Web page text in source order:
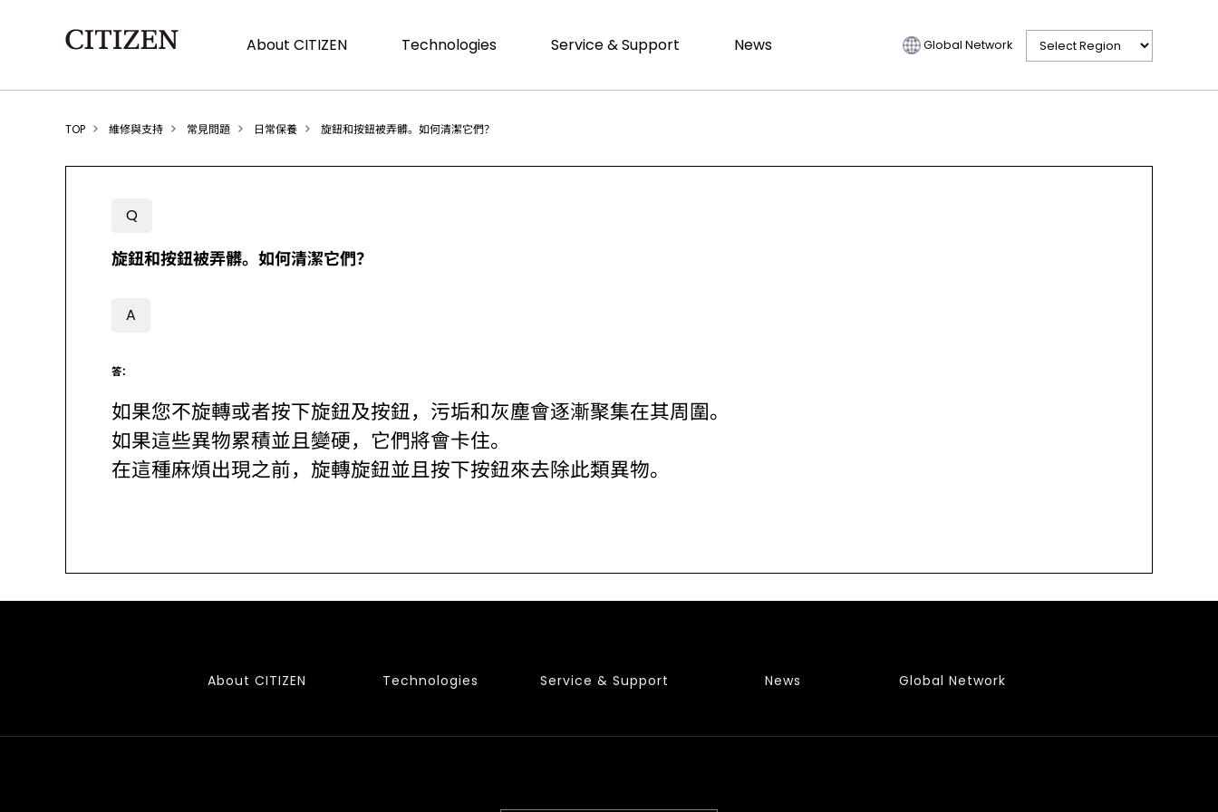
About CITIZEN Technologies Service & Support News Global Network
TOP 維修與支持 常見問題 日常保養 旋鈕和按鈕被弄髒。如何清潔它們？
Q
旋鈕和按鈕被弄髒。如何清潔它們？
A
答：
如果您不旋轉或者按下旋鈕及按鈕，污垢和灰塵會逐漸聚集在其周圍。
如果這些異物累積並且變硬，它們將會卡住。
在這種麻煩出現之前，旋轉旋鈕並且按下按鈕來去除此類異物。
About CITIZEN Technologies Service & Support News Global Network